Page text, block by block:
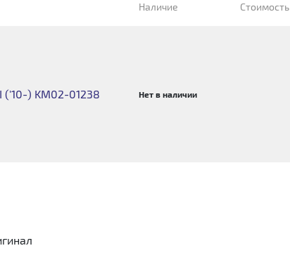
Наличие Стоимость
) KM02-01238 Нет в наличии